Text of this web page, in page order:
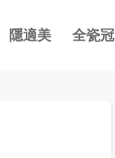
隱適美 全瓷冠